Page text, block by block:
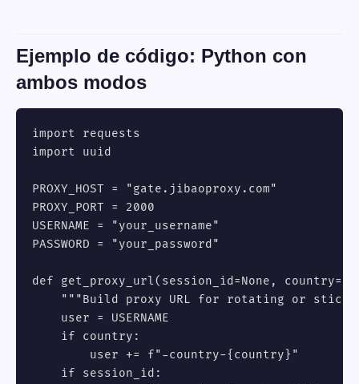
Ejemplo de código: Python con
ambos modos
import requests
import uuid
PROXY_HOST = "gate.jibaoproxy.com"
PROXY_PORT = 2000
USERNAME = "your_username"
PASSWORD = "your_password"
def get_proxy_url(session_id=None,
"""Build proxy URL for rotating or
    user = USERNAME
    if country:
        user += f"-country-{country}"
    if session_id: